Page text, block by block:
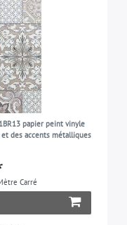
papier peint vinyle
des accents métalliques
Carré